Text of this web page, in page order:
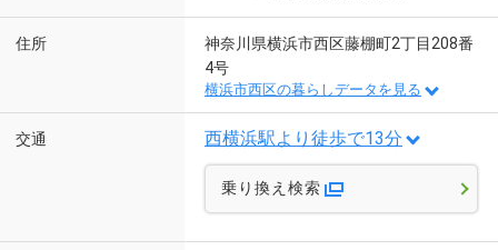
住所
神奈川県横浜市西区藤棚町2丁目208番
4号
横浜市西区の暮らしデータを見る
交通 西横浜駅より徒歩で13分
乗り換え検索